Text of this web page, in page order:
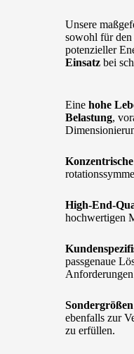
Unsere
sowohl für den
potenzieller
Einsatz bei
Eine hohe
Belastung,
High-End-
hochwertigen
passgenaue
ebenfalls zur
zu erfüllen.